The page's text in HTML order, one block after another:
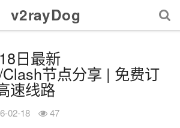
v2rayDog
日最新
节点分享 | 免费订
速线路
02-18 47